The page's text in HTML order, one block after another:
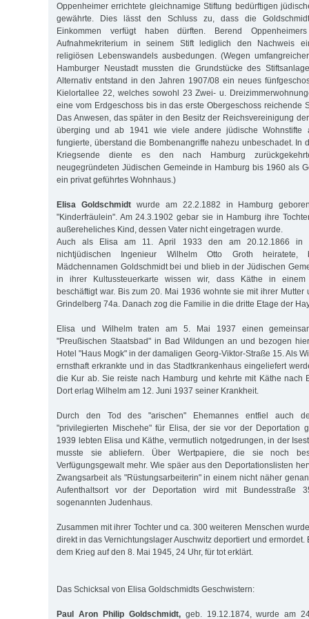
Oppenheimer errichtete gleichnamige Stiftung bedürftigen
gewährte. Dies lässt den Schluss zu, dass die
Einkommen verfügt haben dürften. Berend
Aufnahmekriterium in seinem Stift lediglich den Nachweis
religiösen Lebenswandels ausbedungen. (Wegen
Hamburger Neustadt mussten die Grundstücke des
Alternativ entstand in den Jahren 1907/08 ein neues
Kielortallee 22, welches sowohl 23 Zwei- u.
eine vom Erdgeschoss bis in das erste Obergeschoss reichende
Das Anwesen, das später in den Besitz der Reichsvereinigung
überging und ab 1941 wie viele andere jüdische Wohnstifte
fungierte, überstand die Bombenangriffe nahezu unbeschadet. In
Kriegsende diente es den nach Hamburg
neugegründeten Jüdischen Gemeinde in Hamburg bis 1960 als
ein privat geführtes Wohnhaus.)
Elisa Goldschmidtwurde am 22.2.1882 in Hamburg
"Kinderfräulein". Am 24.3.1902 gebar sie in Hamburg ihre
außereheliches Kind, dessen Vater nicht eingetragen wurde.
Auch als Elisa am 11. April 1933 den am 20.12.1866 in
nichtjüdischen Ingenieur Wilhelm Otto Groth heiratete,
Mädchennamen Goldschmidt bei und blieb in der Jüdischen
in ihrer Kultussteuerkarte wissen wir, dass Käthe in einem
beschäftigt war. Bis zum 20. Mai 1936 wohnte sie mit ihrer Mutter
Grindelberg 74a. Danach zog die Familie in die dritte Etage der
Elisa und Wilhelm traten am 5. Mai 1937 einen
"Preußischen Staatsbad" in Bad Wildungen an und bezogen
Hotel "Haus Mogk" in der damaligen Georg-Viktor-Straße 15. Als
ernsthaft erkrankte und in das Stadtkrankenhaus eingeliefert
die Kur ab. Sie reiste nach Hamburg und kehrte mit Käthe nach
Dort erlag Wilhelm am 12. Juni 1937 seiner Krankheit.
Durch den Tod des "arischen" Ehemannes entfiel auch
"privilegierten Mischehe" für Elisa, der sie vor der Deportation
1939 lebten Elisa und Käthe, vermutlich notgedrungen, in der
musste sie abliefern. Über Wertpapiere, die sie noch
Verfügungsgewalt mehr. Wie späer aus den Deportationslisten
Zwangsarbeit als "Rüstungsarbeiterin" in einem nicht näher
Aufenthaltsort vor der Deportation wird mit Bundesstraße
sogenannten Judenhaus.
Zusammen mit ihrer Tochter und ca. 300 weiteren Menschen
direkt in das Vernichtungslager Auschwitz deportiert und ermordet.
dem Krieg auf den 8. Mai 1945, 24 Uhr, für tot erklärt.
Das Schicksal von Elisa Goldschmidts Geschwistern:
Paul Aron Philip Goldschmidt,geb. 19.12.1874, wurde am